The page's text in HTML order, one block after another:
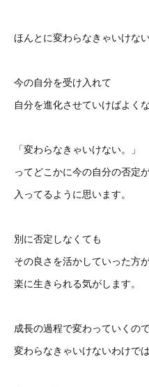
ほんとに変わらなきゃいけな
今の自分を受け入れて
自分を進化させていけばよく
「変わらなきゃいけない。」
ってどこかに今の自分の否定
入ってるように思います。
別に否定しなくても
その良さを活かしていった方
楽に生きられる気がします。
成長の過程で変わっていくの
変わらなきゃいけないわけで